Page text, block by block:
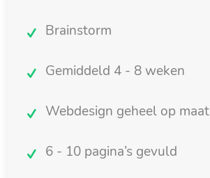
Brainstorm
Gemiddeld 4 - 8 weken
Webdesign geheel op maat
6 - 10 pagina’s gevuld